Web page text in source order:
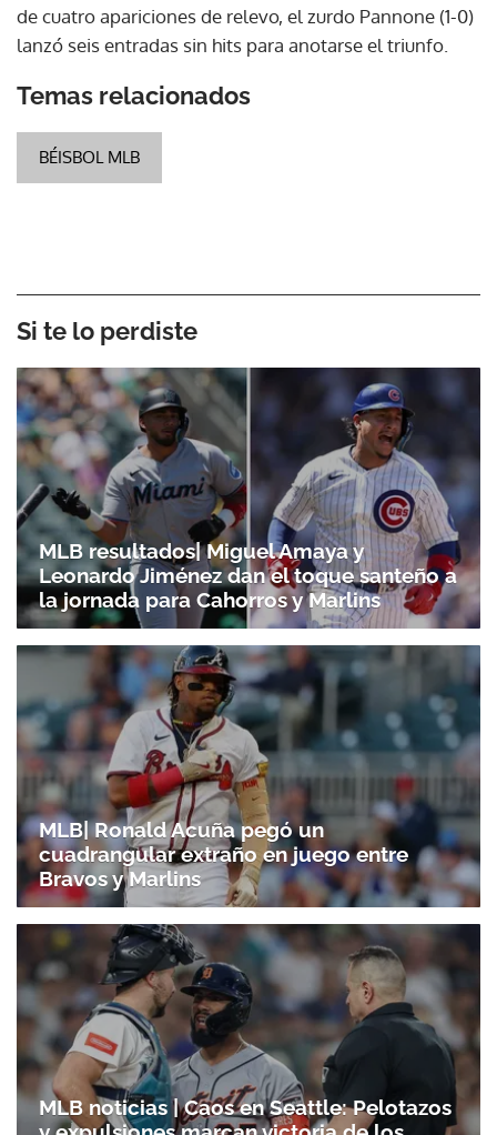
de cuatro apariciones de relevo, el zurdo Pannone (1-0)
lanzó seis entradas sin hits para anotarse el triunfo.
Temas relacionados
BÉISBOL MLB
Si te lo perdiste
MLB resultados| Miguel Amaya y
Leonardo Jiménez dan el toque santeño a
la jornada para Cahorros y Marlins
MLB| Ronald Acuña pegó un
cuadrangular extraño en juego entre
Bravos y Marlins
MLB noticias | Caos en Seattle: Pelotazos